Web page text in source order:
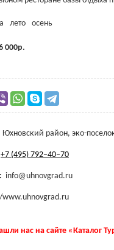
лето осень
000р.
Юхновский район, эко-
+7 (495) 792–40–70
info@uhnovgrad.ru
нас на сайте «Каталог